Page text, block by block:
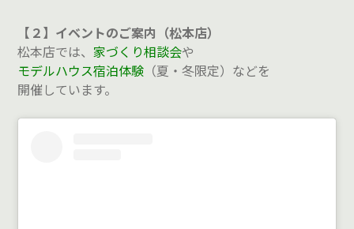
【２】イベントのご案内（松本店）
松本店では、 家づくり相談会や
モデルハウス宿泊体験 （夏・冬限定）などを
開催しています。